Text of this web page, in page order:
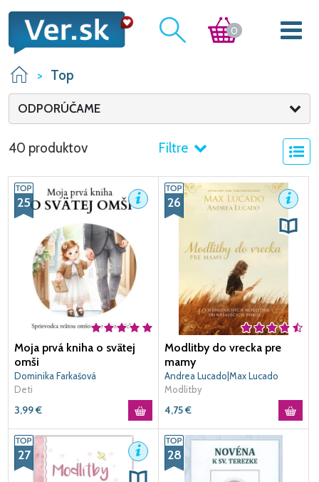
0
Top
ODPORÚČAME
40 produktov Filtre
25
Moja prvá kniha o svätej
omši
Dominika Farkašová
Deti
3,99€
26
Modlitby do vrecka pre
mamy
Andrea Lucado|Max Lucado
Modlitby
4,75€
27 28